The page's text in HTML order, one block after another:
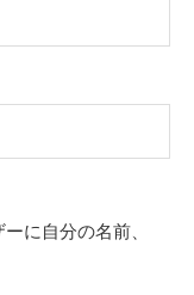
に自分の名前、